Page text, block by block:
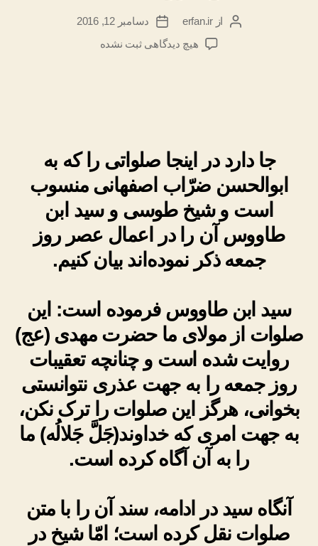
نویسنده
نوشته
ازerfan.ir
تاریخ
نوشته
دسامبر 12, 2016
هیچ دیدگاهیبرای
روایت
شده
ثبت نشده
جا دارد در اینجا صلواتی را که به
ابوالحسن ضرّاب اصفهانی منسوب
است و شیخ طوسی و سید ابن
طاووس آن را در اعمال عصر روز
جمعه ذکر نموده‌اند بیان کنیم.
سید ابن طاووس فرموده است: این
صلوات از مولای ما حضرت مهدی (عج)
روایت شده است و چنانچه تعقیبات
روز جمعه را به جهت عذری نتوانستی
بخوانی، هرگز این صلوات را ترک نکن،
به جهت امری که خداوند(جَلَّ جَلالُه) ما
را به آن آگاه کرده است.
آنگاه سید در ادامه، سند آن را با متن
صلوات نقل کرده است؛ امّا شیخ در